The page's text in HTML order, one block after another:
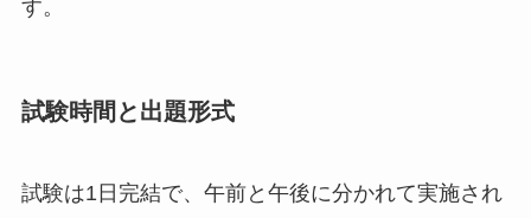
す。
試験時間と出題形式
試験は1日完結で、午前と午後に分かれて実施され